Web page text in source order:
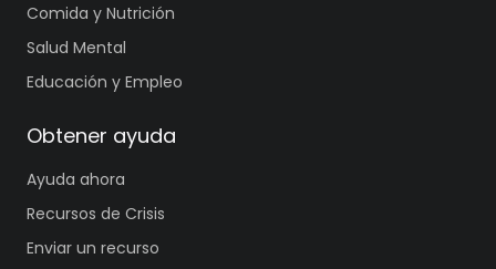
Comida y Nutrición
Salud Mental
Educación y Empleo
Obtener ayuda
Ayuda ahora
Recursos de Crisis
Enviar un recurso